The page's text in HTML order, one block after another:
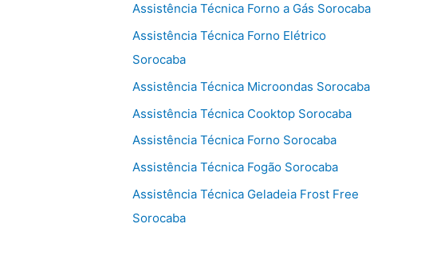
Assistência Técnica Forno a Gás Sorocaba
Assistência Técnica Forno Elétrico
Sorocaba
Assistência Técnica Microondas Sorocaba
Assistência Técnica Cooktop Sorocaba
Assistência Técnica Forno Sorocaba
Assistência Técnica Fogão Sorocaba
Assistência Técnica Geladeia Frost Free
Sorocaba